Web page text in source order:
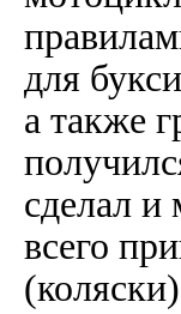
для
а также
сделал
всего